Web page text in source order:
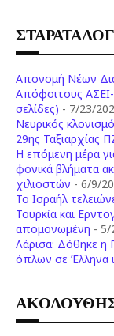
Απονομή Νέων
Απόφοιτους
σελίδες) - 7/23/
Νευρικός
29ης Ταξιαρχίας
Η επόμενη μέρα
φονικά βλήματα
χιλιοστών - 6/9/
Το Ισραήλ
Τουρκία και
απομονωμένη - 5/
Λάρισα: Δόθηκε η
όπλων σε Έλληνα